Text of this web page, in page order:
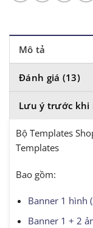
Mô tả
Đánh giá (13)
Lưu ý trước khi
Bộ Templates
Templates
Bao gồm:
Banner 1 hình
Banner 1 + 2